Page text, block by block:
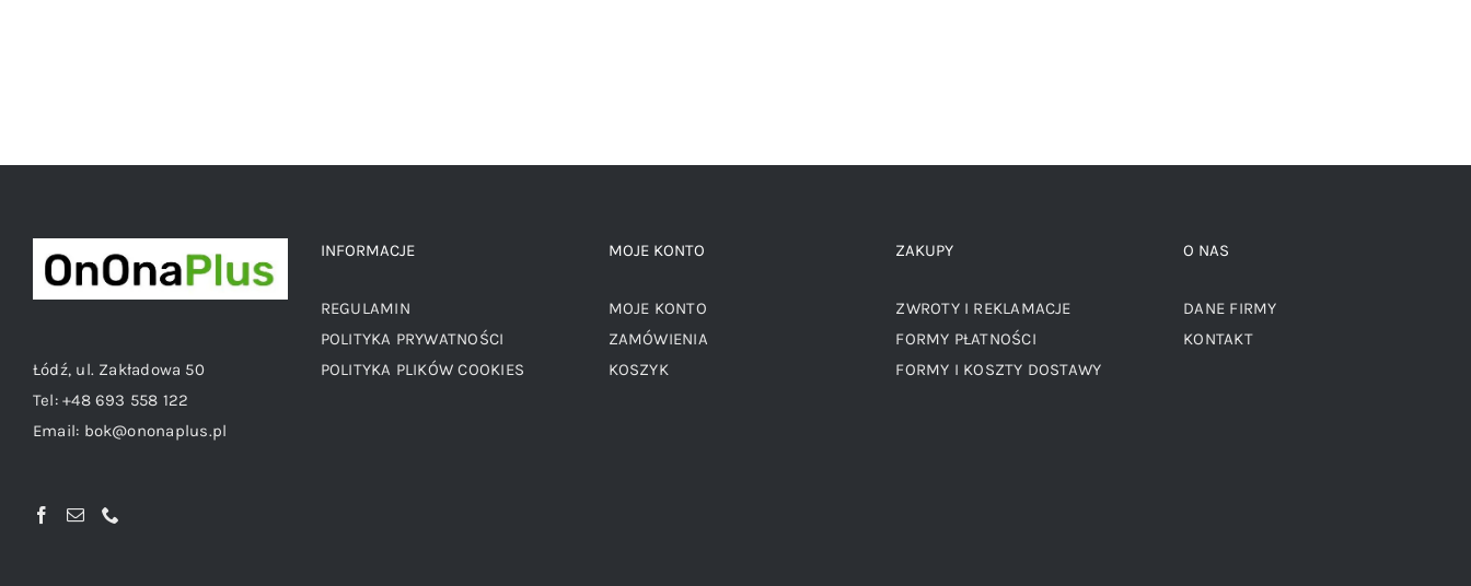
Łódź, ul. Zakładowa 50
Tel:+48 693 558 122
Email: bok@ononaplus.pl
INFORMACJE
REGULAMIN
POLITYKA PRYWATNOŚCI
POLITYKA PLIKÓW COOKIES
MOJE KONTO
MOJE KONTO
ZAMÓWIENIA
KOSZYK
ZAKUPY
ZWROTY I REKLAMACJE
FORMY PŁATNOŚCI
FORMY I KOSZTY DOSTAWY
O NAS
DANE FIRMY
KONTAKT